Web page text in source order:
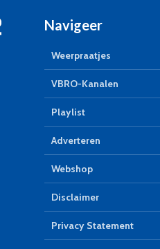
Navigeer
Weerpraatjes
VBRO-Kanalen
Playlist
Adverteren
Webshop
Disclaimer
Privacy Statement